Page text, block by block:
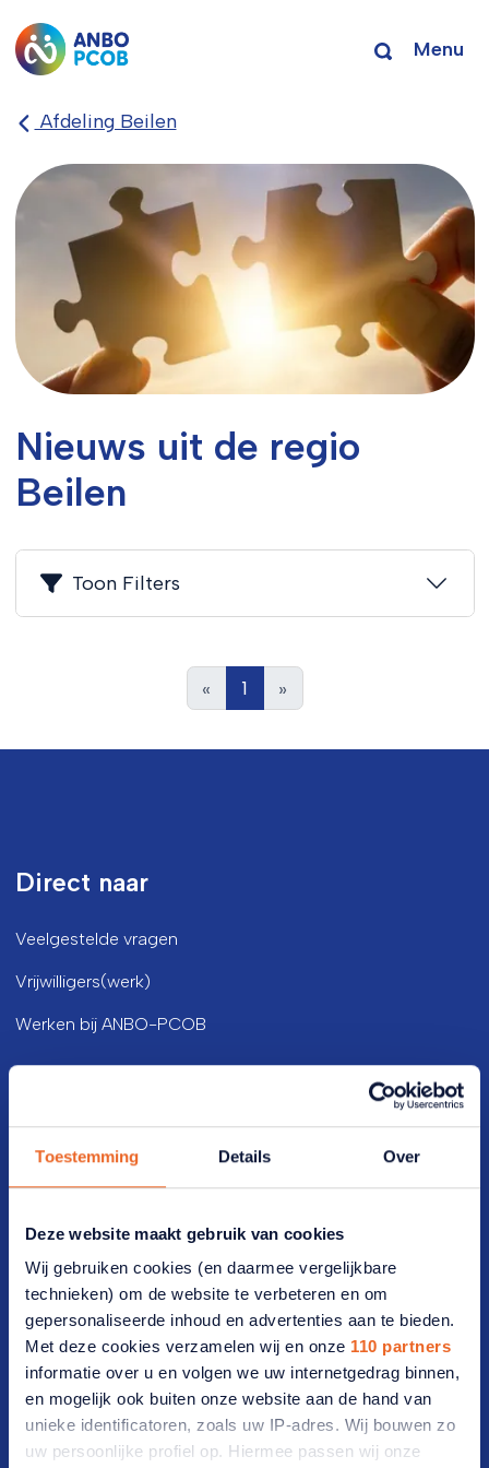
Toestemming Details Over
Deze website maakt gebruik van cookies
Wij gebruiken cookies (en daarmee vergelijkbare
technieken) om de website te verbeteren en om
gepersonaliseerde inhoud en advertenties aan te bieden.
Met deze cookies verzamelen wij en onze 110 partners
informatie over u en volgen we uw internetgedrag binnen,
en mogelijk ook buiten onze website aan de hand van
unieke identificatoren, zoals uw IP-adres. Wij bouwen zo
uw persoonlijke profiel op. Hiermee passen wij onze
Menu
Afdeling Beilen
Nieuws uit de regio
Beilen
Toon Filters
« 1 »
Direct naar
Veelgestelde vragen
Vrijwilligers(werk)
Werken bij ANBO-PCOB
Bezoekadres
Vijzelmolenlaan 20-22 3447 GX Woerden
Postadres
Postbus 2012 3440 DA Woerden